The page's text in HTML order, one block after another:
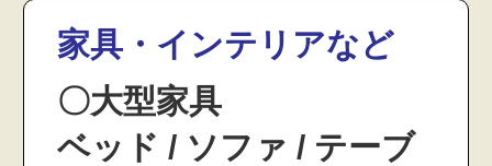
家具・インテリアなど
〇大型家具
ベッド / ソファ / テーブ